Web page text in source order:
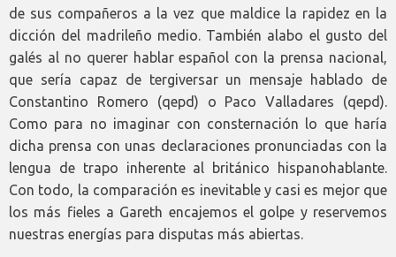
de sus compañeros a la vez que maldice la rapidez en la
dicción del madrileño medio. También alabo el gusto del
galés al no querer hablar español con la prensa nacional,
que sería capaz de tergiversar un mensaje hablado de
Constantino Romero (qepd) o Paco Valladares (qepd).
Como para no imaginar con consternación lo que haría
dicha prensa con unas declaraciones pronunciadas con la
lengua de trapo inherente al británico hispanohablante.
Con todo, la comparación es inevitable y casi es mejor que
los más fieles a Gareth encajemos el golpe y reservemos
nuestras energías para disputas más abiertas.